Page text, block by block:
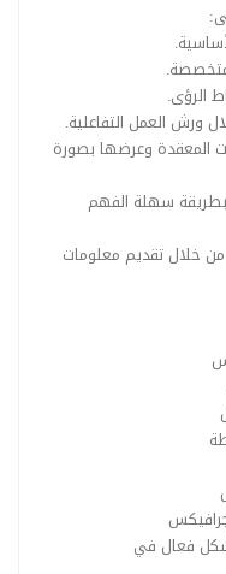
الرؤى.
العمل التفاعلية.
المعقدة وعرضها بصورة
بطريقة سهلة الفهم
خلال تقديم معلومات
فعال في